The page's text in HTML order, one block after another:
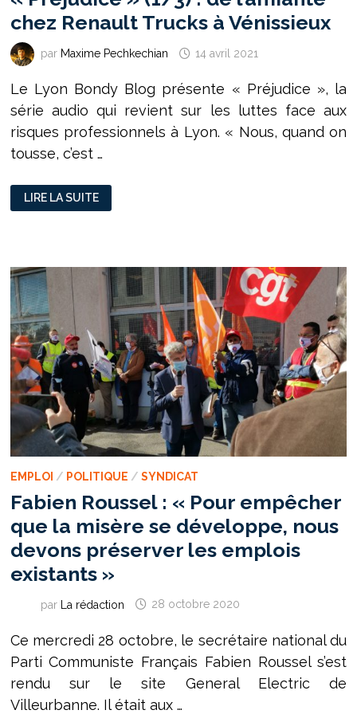
chez Renault Trucks à Vénissieux
par Maxime Pechkechian 14 avril 2021
Le Lyon Bondy Blog présente « Préjudice », la
série audio qui revient sur les luttes face aux
risques professionnels à Lyon. « Nous, quand on
tousse, c’est …
« PRÉJUDICE »
(1/3)
:
TRUCKS
À
VÉNISSIEUX
LIRE LA SUITE
EMPLOI / POLITIQUE / SYNDICAT
Fabien Roussel : « Pour empêcher
que la misère se développe, nous
devons préserver les emplois
existants »
par La rédaction 28 octobre 2020
Ce mercredi 28 octobre, le secrétaire national du
Parti Communiste Français Fabien Roussel s’est
rendu sur le site General Electric de
Villeurbanne. Il était aux …